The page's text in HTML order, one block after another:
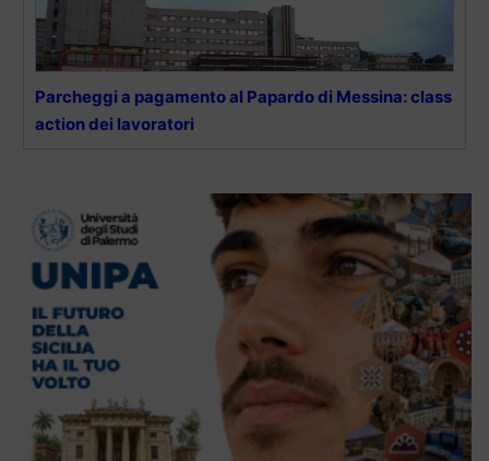
Parcheggi a pagamento al Papardo di Messina: class
action dei lavoratori